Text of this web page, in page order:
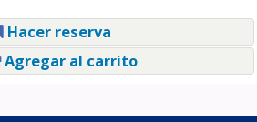
Hacer reserva
Agregar al carrito